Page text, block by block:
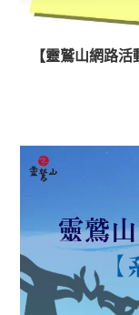
【靈鷲山網路